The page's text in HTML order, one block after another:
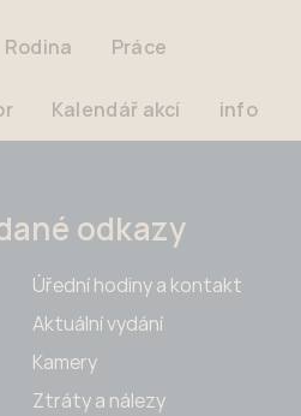
Rodina Práce
Kalendář akcí info
odkazy
Úřední hodiny a kontakt
Aktuální vydání
Kamery
Ztráty a nálezy